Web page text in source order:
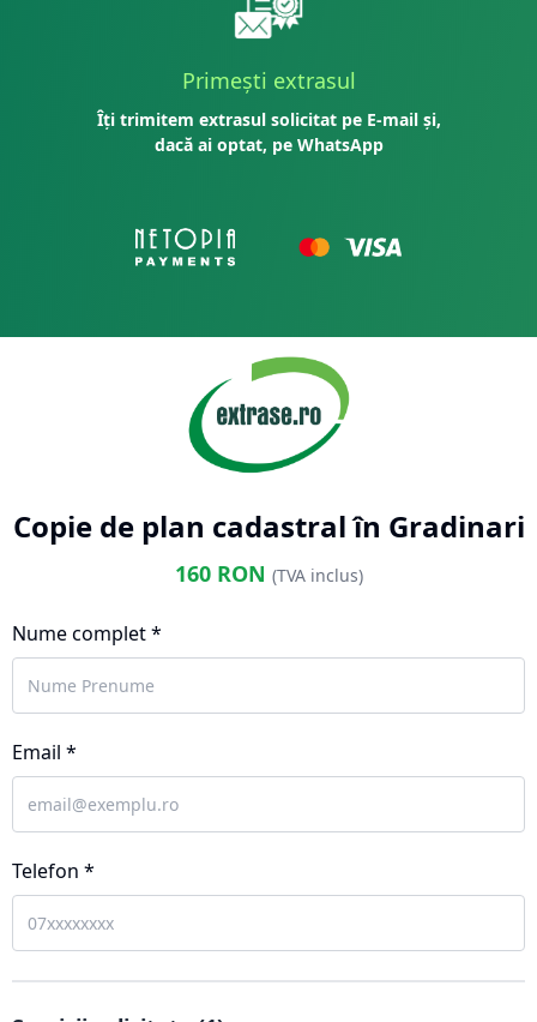
Primești extrasul
Îți trimitem extrasul solicitat pe E-mail și,
dacă ai optat, pe WhatsApp
Copie de plan cadastral în Gradinari
160RON (TVA inclus)
Nume complet *
Email *
Telefon *